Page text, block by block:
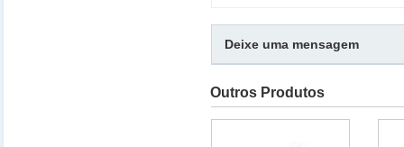
Deixe uma mensagem
Outros Produtos